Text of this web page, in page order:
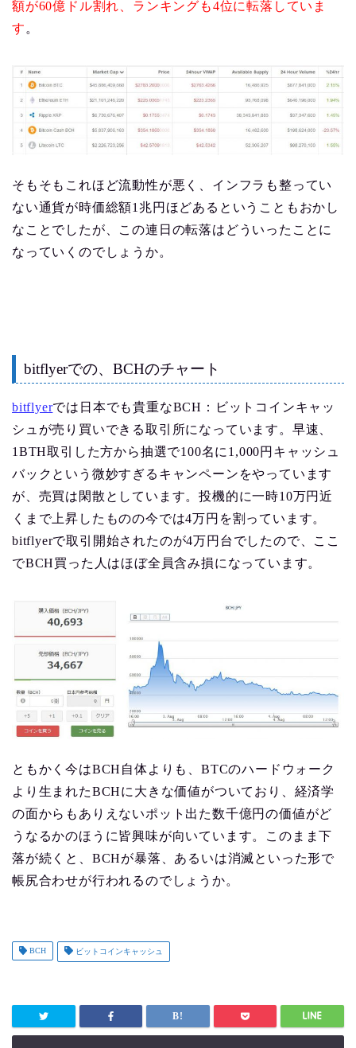
額が60億ドル割れ、ランキングも4位に転落していま
す 。
そもそもこれほど流動性が悪く、インフラも整ってい
ない通貨が時価総額1兆円ほどあるということもおかし
なことでしたが、この連日の転落はどういったことに
なっていくのでしょうか。
bitflyerでの、BCHのチャート
bitflyerでは日本でも貴重なBCH：ビットコインキャッ
シュが売り買いできる取引所になっています。早速、
1BTH取引した方から抽選で100名に1,000円キャッシュ
バックという微妙すぎるキャンペーンをやっています
が、売買は閑散としています。投機的に一時10万円近
くまで上昇したものの今では4万円を割っています。
bitflyerで取引開始されたのが4万円台でしたので、ここ
でBCH買った人はほぼ全員含み損になっています。
ともかく今はBCH自体よりも、BTCのハードウォーク
より生まれたBCHに大きな価値がついており、経済学
の面からもありえないポット出た数千億円の価値がど
うなるかのほうに皆興味が向いています。このまま下
落が続くと、BCHが暴落、あるいは消滅といった形で
帳尻合わせが行われるのでしょうか。
BCH ビットコインキャッシュ